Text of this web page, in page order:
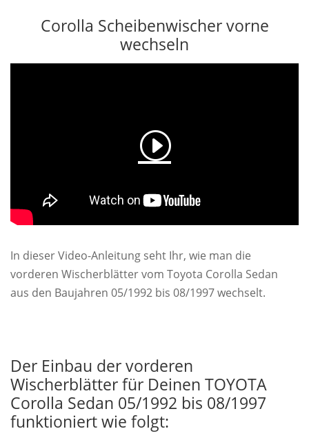
Corolla Scheibenwischer vorne
wechseln
In dieser Video-Anleitung seht Ihr, wie man die
vorderen Wischerblätter vom Toyota Corolla Sedan
aus den Baujahren 05/1992 bis 08/1997 wechselt.
Der Einbau der vorderen
Wischerblätter für Deinen TOYOTA
Corolla Sedan 05/1992 bis 08/1997
funktioniert wie folgt: